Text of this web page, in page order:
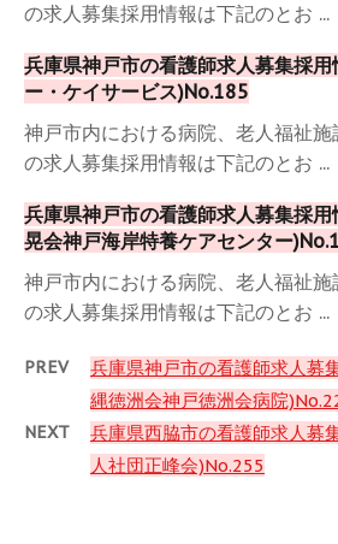
の求人募集採用情報は下記のとお ...
兵庫県神戸市の看護師求人募集採
ー・ケイサービス)No.185
神戸市内における病院、老人福祉
の求人募集採用情報は下記のとお ...
兵庫県神戸市の看護師求人募集採
晃会神戸海岸特養ケアセンター
神戸市内における病院、老人福祉
の求人募集採用情報は下記のとお ...
PREV
兵庫県神戸市の看護師求人募
縄徳洲会神戸徳洲会病院
NEXT
兵庫県西脇市の看護師求人募
人社団正峰会)No.255